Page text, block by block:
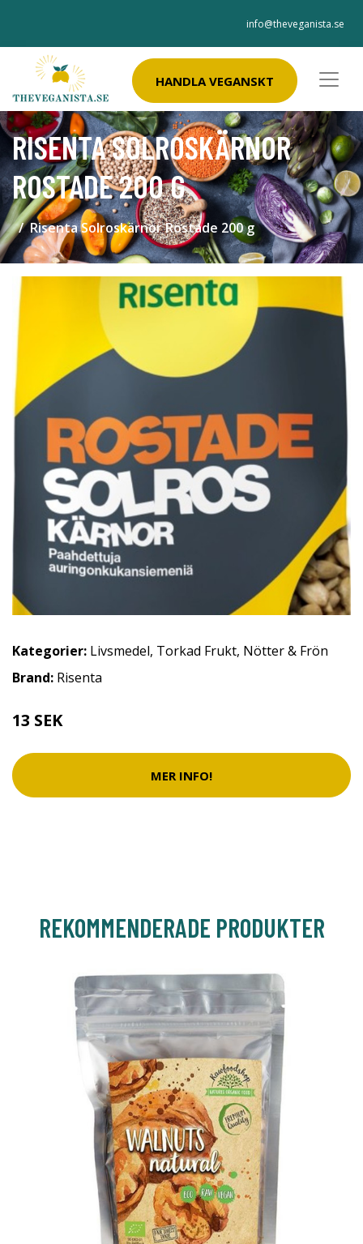
info@theveganista.se
HANDLA VEGANSKT
RISENTA SOLROSKÄRNOR
ROSTADE 200 G
Risenta Solroskärnor Rostade 200 g
Kategorier: Livsmedel, Torkad Frukt, Nötter & Frön
Brand: Risenta
13 SEK
MER INFO!
REKOMMENDERADE PRODUKTER